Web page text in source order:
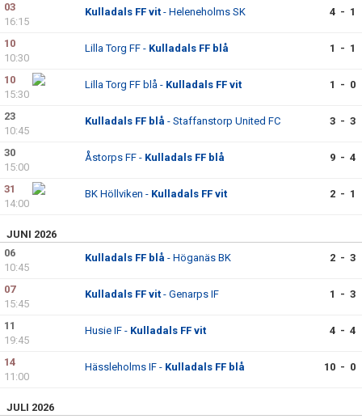
03
16:15
Kulladals FF vit - Heleneholms SK 4 - 1
10
10:30
Lilla Torg FF - Kulladals FF blå 1 - 1
10
15:30
Lilla Torg FF blå - Kulladals FF vit 1 - 0
23
10:45
Kulladals FF blå - Staffanstorp United FC 3 - 3
30
15:00
Åstorps FF - Kulladals FF blå 9 - 4
31
14:00
BK Höllviken - Kulladals FF vit 2 - 1
JUNI 2026
06
10:45
Kulladals FF blå - Höganäs BK 2 - 3
07
15:45
Kulladals FF vit - Genarps IF 1 - 3
11
19:45
Husie IF - Kulladals FF vit 4 - 4
14
11:00
Hässleholms IF - Kulladals FF blå 10 - 0
JULI 2026